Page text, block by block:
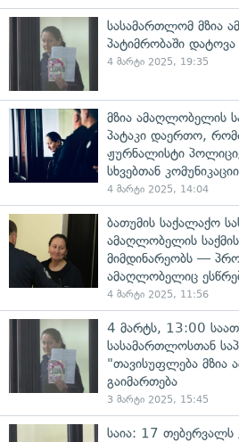
სასამართლომ მზია
პატიმრობაში დატოვა
4 მარტი 2025, 19:35
მზია ამაღლობელის
პატაკი დაერთო,
ჟურნალისტი
სხვებთან
4 მარტი 2025, 14:04
ბათუმის საქალაქო
ამაღლობელის
მიმდინარეობს —
ამაღლობელიც
4 მარტი 2025, 11:56
4 მარტს, 13:00
სასამართლოსთან
"თავისუფლება მზია
გაიმართება
3 მარტი 2025, 15:45
საია: 17 თებერვალს